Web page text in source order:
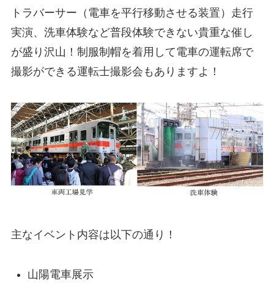
トラバーサー（電車を平行移動させる装置）走行
実演、洗車体験など普段体験できない貴重な催し
が盛り沢山！制服制帽を着用して電車の運転席で
撮影ができる運転士撮影会もありますよ！
主なイベント内容は以下の通り！
山陽電車展示